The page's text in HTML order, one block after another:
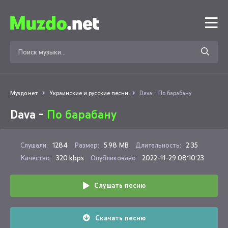
Муздо.нет Украинские и русские песни Dava - По барабану
Dava - По барабану
Слушали: 1284 Размер: 5.98 MB Длительность: 2:35
Качество: 320 kbps Опубликовано: 2022-11-29 08:10:23
Слушать песню
Скачать песню